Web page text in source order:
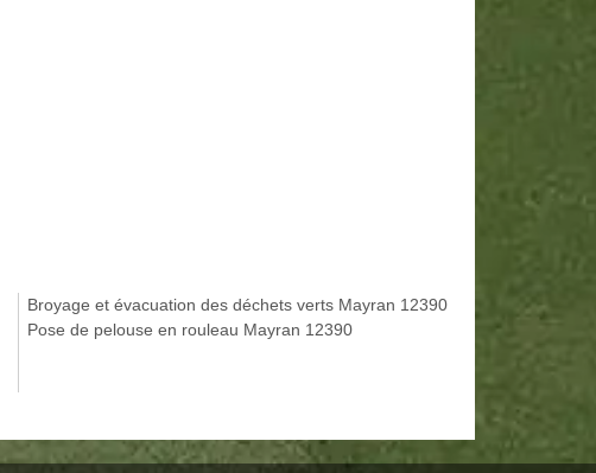
Broyage et évacuation des déchets verts Mayran 12390
Pose de pelouse en rouleau Mayran 12390